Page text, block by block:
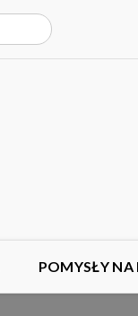
POMYSŁY NA